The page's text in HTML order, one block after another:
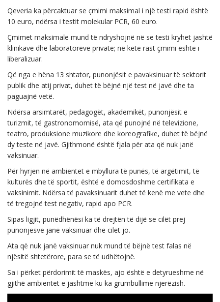
Qeveria ka përcaktuar se çmimi maksimal i një testi rapid është
10 euro, ndërsa i testit molekular PCR, 60 euro.
Çmimet maksimale mund të ndryshojnë në se testi kryhet jashtë
klinikave dhe laboratorëve privatë; në këtë rast çmimi është i
liberalizuar.
Që nga e hëna 13 shtator, punonjësit e pavaksinuar të sektorit
publik dhe atij privat, duhet të bëjnë një test në javë dhe ta
paguajnë vetë.
Ndërsa arsimtarët, pedagogët, akademikët, punonjësit e
turizmit, të gastronomomisë, ata që punojnë në televizione,
teatro, produksione muzikore dhe koreografike, duhet të bëjnë
dy teste në javë. Gjithmonë është fjala për ata që nuk janë
vaksinuar.
Për hyrjen në ambientet e mbyllura të punës, të argëtimit, të
kulturës dhe të sportit, është e domosdoshme certifikata e
vaksinimit. Ndërsa të pavaksinuarit duhet të kenë me vete dhe
të tregojnë test negativ, rapid apo PCR.
Sipas ligjit, punëdhënësi ka të drejtën të dijë se cilët prej
punonjësve janë vaksinuar dhe cilët jo.
Ata që nuk janë vaksinuar nuk mund të bëjnë test falas në
njësitë shtetërore, para se të udhëtojnë.
Sa i përket përdorimit të maskës, ajo është e detyrueshme në
gjithë ambientet e jashtme ku ka grumbullime njerëzish.